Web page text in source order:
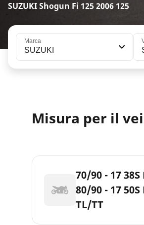
SUZUKI Shogun Fi 125 2006 125
Marca
SUZUKI
Misura per il
70/90 - 17 38S
80/90 - 17 50S
TL/TT